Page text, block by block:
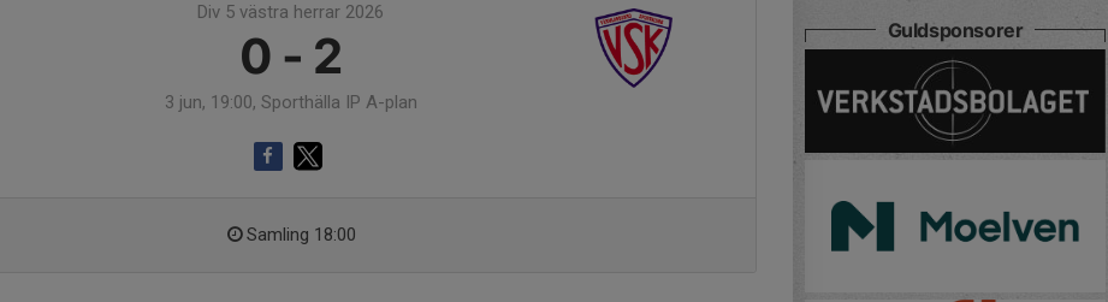
Div 5 västra herrar 2026
0 - 2
3 jun, 19:00, Sporthälla IP A-plan
Samling 18:00
Guldsponsorer